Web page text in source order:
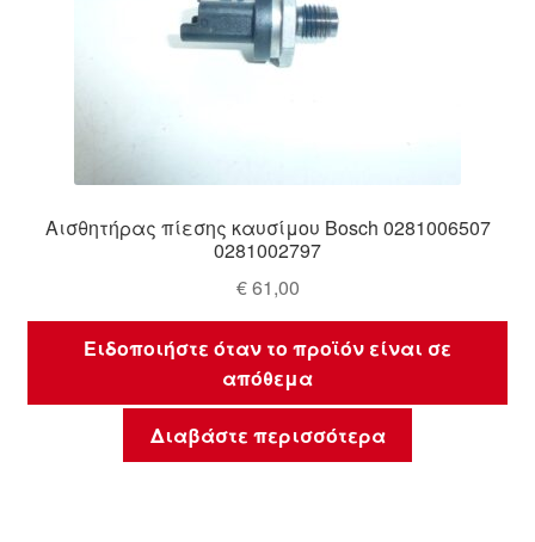
Αισθητήρας πίεσης καυσίμου Bosch 0281006507
0281002797
€61,00
Ειδοποιήστε όταν το προϊόν είναι σε
απόθεμα
Διαβάστε περισσότερα